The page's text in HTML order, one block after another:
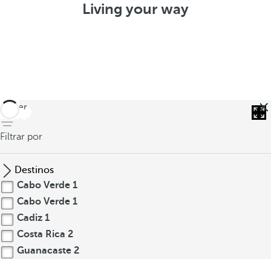
Living your way
volver
Filtrar por
Destinos
Cabo Verde 1
Cabo Verde 1
Cadiz 1
Costa Rica 2
Guanacaste 2